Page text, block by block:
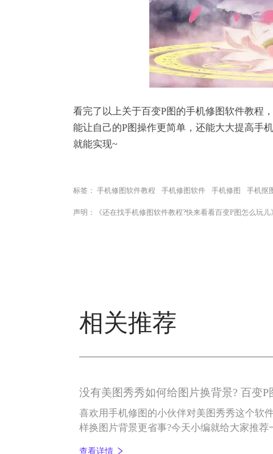
看完了以上关于百变P图的手机修图软件教程
能让自己的P图操作更简单，还能大大提高手
就能实现~
标签： 手机修图软件教程 手机修图软件 手机修图 手机抠
声明：《还在找手机修图软件教程?快来看看百变P图怎么玩
相关推荐
没有美图秀秀如何给图片换背景? 百变P
喜欢用手机修图的小伙伴对美图秀秀这个软
样换图片背景更省事?今天小编就给大家推
查看详情